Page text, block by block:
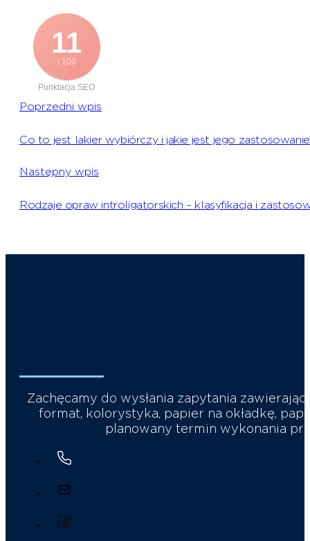
11
/ 100
Punktacja SEO
Poprzedni wpis
Co to jest lakier wybiórczy i jakie jest jego
Następny wpis
Rodzaje opraw introligatorskich – klasyfikacja i
Zachęcamy do wysłania zapytania
format, kolorystyka, papier na okładkę,
planowany termin wykonania